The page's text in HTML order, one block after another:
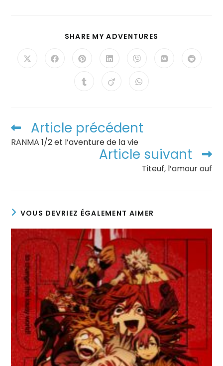
SHARE MY ADVENTURES
Article précédent
RANMA 1/2 et l’aventure de la vie
Article suivant
Titeuf, l’amour ouf
VOUS DEVRIEZ ÉGALEMENT AIMER